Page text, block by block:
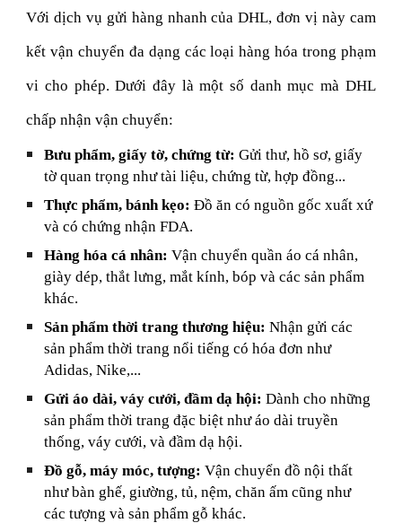
Với dịch vụ gửi hàng nhanh của DHL, đơn vị này cam
kết vận chuyển đa dạng các loại hàng hóa trong phạm
vi cho phép. Dưới đây là một số danh mục mà DHL
chấp nhận vận chuyển:
Bưu phẩm, giấy tờ, chứng từ: Gửi thư, hồ sơ, giấy
tờ quan trọng như tài liệu, chứng từ, hợp đồng...
Thực phẩm, bánh kẹo:Đồ ăn có nguồn gốc xuất xứ
và có chứng nhận FDA.
Hàng hóa cá nhân: Vận chuyển quần áo cá nhân,
giày dép, thắt lưng, mắt kính, bóp và các sản phẩm
khác.
Sản phẩm thời trang thương hiệu:Nhận gửi các
sản phẩm thời trang nổi tiếng có hóa đơn như
Adidas, Nike,...
Gửi áo dài, váy cưới, đầm dạ hội:Dành cho những
sản phẩm thời trang đặc biệt như áo dài truyền
thống, váy cưới, và đầm dạ hội.
Đồ gỗ, máy móc, tượng: Vận chuyển đồ nội thất
như bàn ghế, giường, tủ, nệm, chăn ấm cũng như
các tượng và sản phẩm gỗ khác.